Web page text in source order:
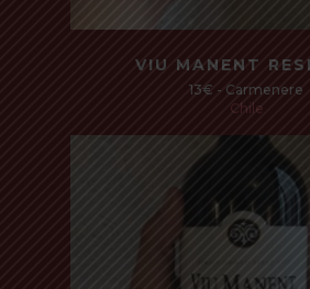
VIU MANENT
13€ - Carmenere
Chile